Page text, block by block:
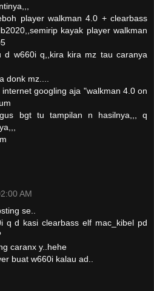
player walkman 4.0 + clearbass
kayak player walkman
d w660i q,,kira kira mz tau caranya
donk mz....
googling aja "walkman 4.0 on
bgt tu tampilan n hasilnya,,, q
AM
se..
q d kasi clearbass elf mac_kibel pd
caranx y..hehe
buat w660i kalau ad..